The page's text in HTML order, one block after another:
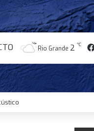
Rio Grande 2 ℃
países